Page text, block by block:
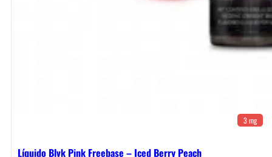
3 mg
Líquido Blvk Pink Freebase – Iced Berry Peach